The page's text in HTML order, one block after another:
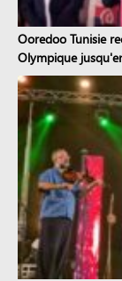
Ooredoo Tunisie
Olympique